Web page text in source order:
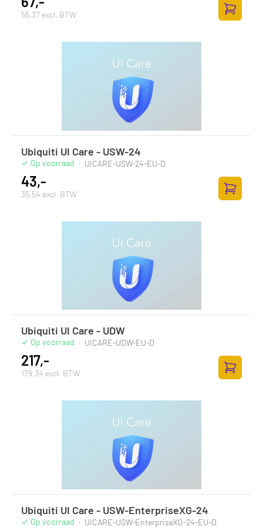
55,37 excl. BTW
Zum
Ubiquiti UI Care - USW-24
Op voorraad · UICARE-USW-24-EU-D
43,-
35,54 excl. BTW
Zum
Ubiquiti UI Care - UDW
Op voorraad · UICARE-UDW-EU-D
217,-
179,34 excl. BTW
Zum
Ubiquiti UI Care - USW-EnterpriseXG-24
Op voorraad · UICARE-USW-EnterpriseXG-24-EU-D